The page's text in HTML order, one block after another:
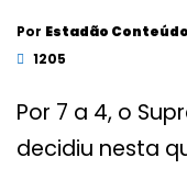
Por Estadão Conteúdo
1205
Por 7 a 4, o
decidiu nesta